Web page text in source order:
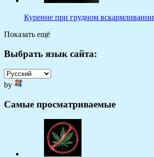
Курение при грудном вскармливании
Показать ещё
Выбрать язык сайта:
by
Самые просматриваемые